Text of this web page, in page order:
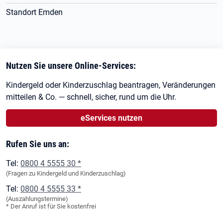
Standort Emden
Nutzen Sie unsere Online-Services:
Kindergeld oder Kinderzuschlag beantragen, Veränderungen
mitteilen & Co. — schnell, sicher, rund um die Uhr.
eServices nutzen
Rufen Sie uns an:
Tel: 0800 4 5555 30 *
(Fragen zu Kindergeld und Kinderzuschlag)
Tel: 0800 4 5555 33 *
(Auszahlungstermine)
* Der Anruf ist für Sie kostenfrei